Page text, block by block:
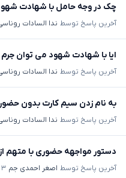
چک در وجه حامل با شهادت
آخرین پاسخ توسط ندا السادات
ایا با شهادت شهود می توان جرم
آخرین پاسخ توسط ندا السادات
به نام زدن سیم کارت بدون
آخرین پاسخ توسط ندا السادات
دستور مواجهه حضوری با متهم از
آخرین پاسخ توسط اصغر احمدی جم ۳ هفته پیش